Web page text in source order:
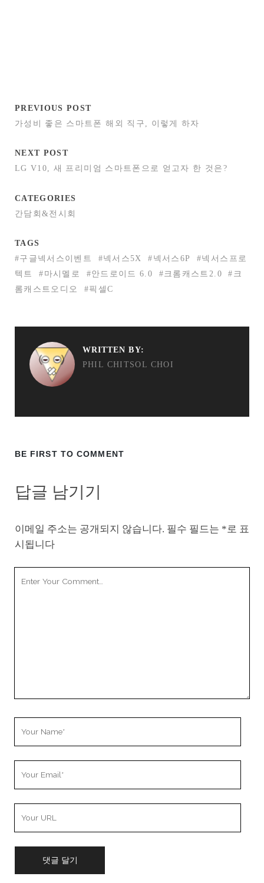
PREVIOUS POST
가성비 좋은 스마트폰 해외 직구, 이렇게 하자
NEXT POST
LG V10, 새 프리미엄 스마트폰으로 얻고자 한 것은?
CATEGORIES
간담회&전시회
TAGS
#구글넥서스이벤트
#넥서스5X #넥서스6P
#넥서스프로
텍트
#마시멜로 #안드로이드 6.0 #크롬캐스트2.0
#크
롬캐스트오디오
#픽셀C
WRITTEN BY:
PHIL CHITSOL CHOI
BE FIRST TO COMMENT
답글 남기기
이메일 주소는 공개되지 않습니다. 필수 필드는 *로 표
시됩니다